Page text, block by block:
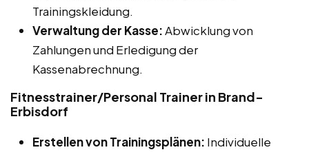
Trainingskleidung.
Verwaltung der Kasse:Abwicklung von
Zahlungen und Erledigung der
Kassenabrechnung.
Fitnesstrainer/Personal Trainer in Brand-
Erbisdorf
Erstellen von Trainingsplänen: Individuelle